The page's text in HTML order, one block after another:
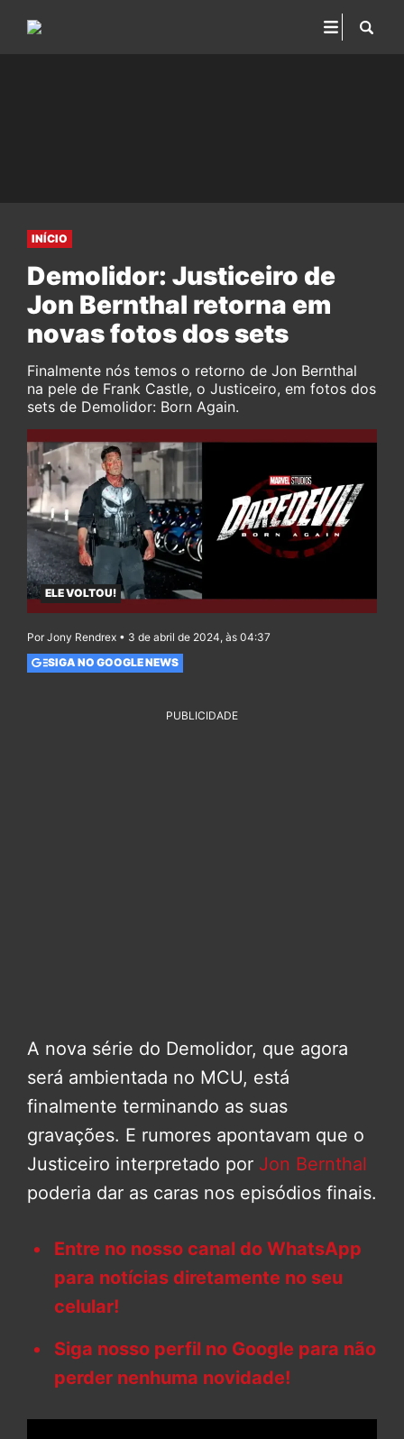
INÍCIO
Demolidor: Justiceiro de
Jon Bernthal retorna em
novas fotos dos sets
Finalmente nós temos o retorno de Jon Bernthal
na pele de Frank Castle, o Justiceiro, em fotos dos
sets de Demolidor: Born Again.
ELE VOLTOU!
Por Jony Rendrex • 3 de abril de 2024, às 04:37
SIGA NO GOOGLE NEWS
PUBLICIDADE
A nova série do Demolidor, que agora
será ambientada no MCU, está
finalmente terminando as suas
gravações. E rumores apontavam que o
Justiceiro interpretado por Jon Bernthal
poderia dar as caras nos episódios finais.
Entre no nosso canal do WhatsApp
para notícias diretamente no seu
celular!
Siga nosso perfil no Google para não
perder nenhuma novidade!